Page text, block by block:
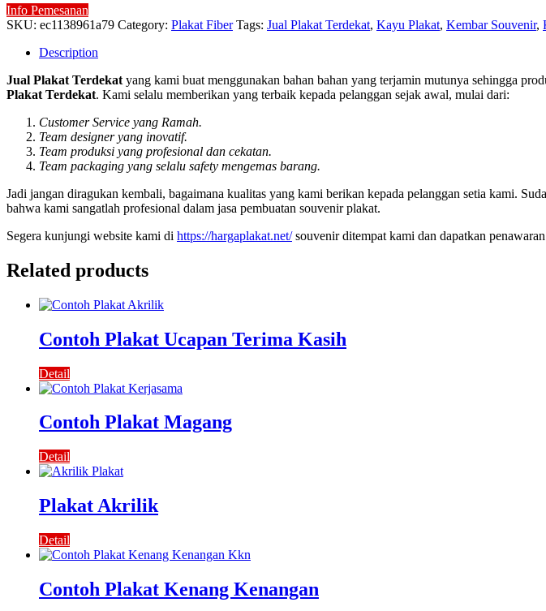
Info Pemesanan
SKU: ec1138961a79 Category: Plakat Fiber Tags: Jual Plakat Terdekat, Kayu Plakat, Kembar Souvenir,
Description
Jual Plakat Terdekat yang kami buat menggunakan bahan bahan yang terjamin mutunya sehingga
Plakat Terdekat. Kami selalu memberikan yang terbaik kepada pelanggan sejak awal, mulai dari:
Customer Service yang Ramah.
Team designer yang inovatif.
Team produksi yang profesional dan cekatan.
Team packaging yang selalu safety mengemas barang.
Jadi jangan diragukan kembali, bagaimana kualitas yang kami berikan kepada pelanggan setia kami.
bahwa kami sangatlah profesional dalam jasa pembuatan souvenir plakat.
Segera kunjungi website kami di https://hargaplakat.net/souvenir ditempat kami dan dapatkan
Related products
Contoh Plakat Ucapan Terima Kasih
Detail
Contoh Plakat Magang
Detail
Plakat Akrilik
Detail
Contoh Plakat Kenang Kenangan